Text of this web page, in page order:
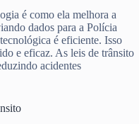
é como ela melhora a
dados para a Polícia
é eficiente. Isso
e eficaz. As leis de trânsito
acidentes